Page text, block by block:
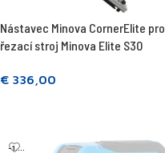
Nástavec Minova CornerElite pro
řezací stroj Minova Elite S30
€ 336,00
-1....